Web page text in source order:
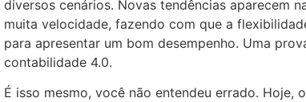
diversos cenários. Novas tendências aparecem
muita velocidade, fazendo com que a
para apresentar um bom desempenho. Uma
contabilidade 4.0.
É isso mesmo, você não entendeu errado. Hoje,